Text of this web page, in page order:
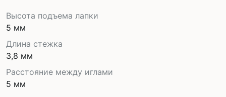
Высота подъема лапки
5 мм
Длина стежка
3,8 мм
Расстояние между иглами
5 мм